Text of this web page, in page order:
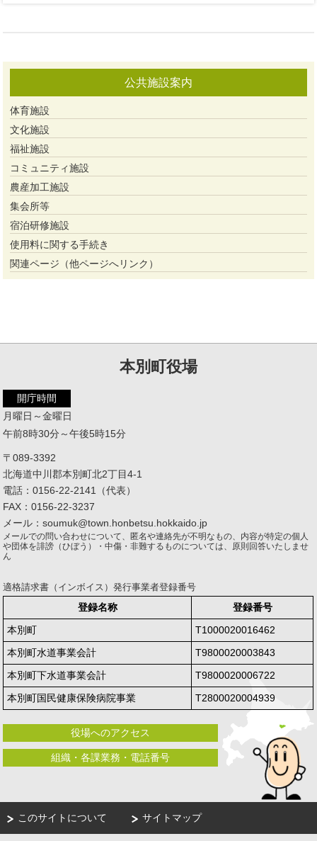
公共施設案内
体育施設
文化施設
福祉施設
コミュニティ施設
農産加工施設
集会所等
宿泊研修施設
使用料に関する手続き
関連ページ（他ページへリンク）
本別町役場
開庁時間
月曜日～金曜日
午前8時30分～午後5時15分
〒089-3392
北海道中川郡本別町北2丁目4-1
電話：0156-22-2141（代表）
FAX：0156-22-3237
メール：soumuk@town.honbetsu.hokkaido.jp
メールでの問い合わせについて、匿名や連絡先が不明なもの、内容が特定の個人
や団体を誹謗（ひぼう）・中傷・非難するものについては、原則回答いたしませ
ん
適格請求書（インボイス）発行事業者登録番号
登録名称
登録番号
本別町
T1000020016462
本別町水道事業会計
T9800020003843
本別町下水道事業会計
T9800020006722
本別町国民健康保険病院事業
T2800020004939
役場へのアクセス
組織・各課業務・電話番号
このサイトについて サイトマップ